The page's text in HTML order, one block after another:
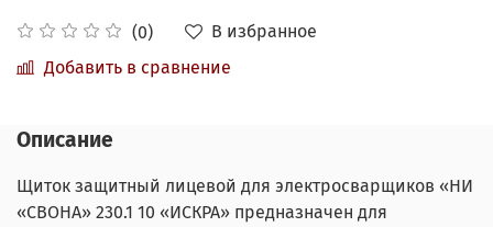
(0)
В избранное
Добавить в сравнение
Описание
Щиток защитный лицевой для электросварщиков «НИ
«СВОНА» 230.1 10 «ИСКРА» предназначен для